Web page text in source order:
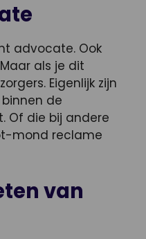
advocate. Ook
als je dit
Eigenlijk zijn
de
Of die bij andere
mond reclame
van